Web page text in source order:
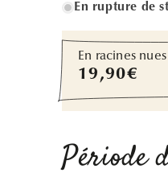
En rupture de
En racines nues
Prix
habituel
19,90€
Période